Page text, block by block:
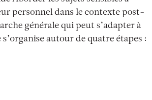
personnel dans le contexte post-
générale qui peut s’adapter à
autour de quatre étapes :